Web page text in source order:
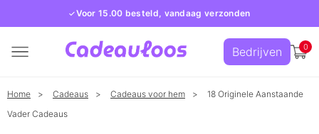
Voor 15.00 besteld, vandaag verzonden
Bedrijven 0
Home Cadeaus Cadeaus voor hem
18 Originele Aanstaande
Vader Cadeaus